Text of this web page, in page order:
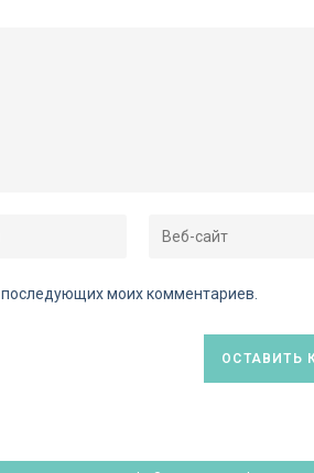
моих комментариев.